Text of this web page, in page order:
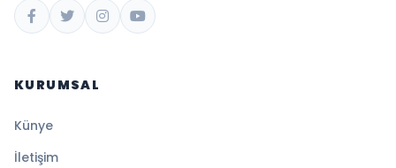
KURUMSAL
Künye
İletişim